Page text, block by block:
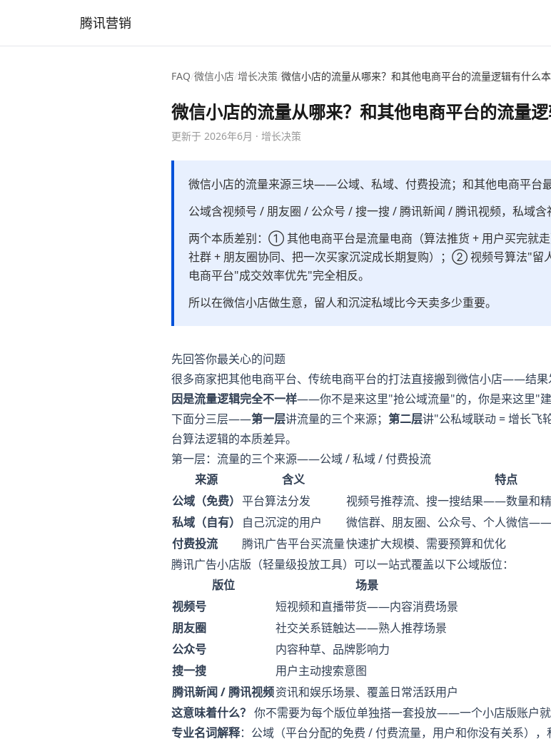
腾讯营销
FAQ/微信小店/增长决策/微信小店的流量从哪来？和其他电商平台的流量逻辑有什么本
微信小店的流量从哪来？和其他电商平台的流量逻
更新于 2026年6月 · 增长决策
微信小店的流量来源三块——公域、私域、付费投流；和其他电商平台
公域含视频号 / 朋友圈 / 公众号 / 搜一搜 / 腾讯新闻 / 腾讯视频，私域含
两个本质差别：① 其他电商平台是流量电商（算法推货 + 用户买完就
社群 + 朋友圈协同、把一次买家沉淀成长期复购）；② 视频号算法"
电商平台"成交效率优先"完全相反。
所以在微信小店做生意，留人和沉淀私域比今天卖多少重要。
先回答你最关心的问题
很多商家把其他电商平台、传统电商平台的打法直接搬到微信小店——结果
因是流量逻辑完全不一样——你不是来这里"抢公域流量"的，你是来这里"建
下面分三层——第一层讲流量的三个来源； 第二层讲"公私域联动 = 增长飞
台算法逻辑的本质差异。
第一层：流量的三个来源——公域 / 私域 / 付费投流
来源
含义
特点
公域（免费） 平台算法分发
视频号推荐流、搜一搜结果——数量和
私域（自有）
自己沉淀的用户
微信群、朋友圈、公众号、个人微信
付费投流
腾讯广告平台买流量快速扩大规模、需要预算和优化
腾讯广告小店版（轻量级投放工具）可以一站式覆盖以下公域版位：
版位
场景
视频号
短视频和直播带货——内容消费场景
朋友圈
社交关系链触达——熟人推荐场景
公众号
内容种草、品牌影响力
搜一搜
用户主动搜索意图
腾讯新闻 / 腾讯视频资讯和娱乐场景、覆盖日常活跃用户
这意味着什么？ 你不需要为每个版位单独搭一套投放——一个小店版账户就
专业名词解释：公域（平台分配的免费 / 付费流量，用户和你没有关系），